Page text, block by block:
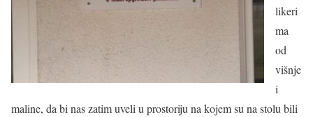
likeri
ma
od
višnje
i
maline, da bi nas zatim uveli u prostoriju na kojem su na stolu bili